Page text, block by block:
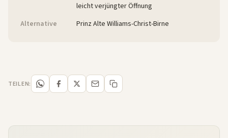
leicht verjüngter Öffnung
Alternative
Prinz Alte Williams-Christ-Birne
TEILEN: